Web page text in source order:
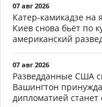
07 авг 2026
Катер-камикадзе на
Киев снова бьёт по
американский
07 авг 2026
Разведданные США
Вашингтон
дипломатией станет